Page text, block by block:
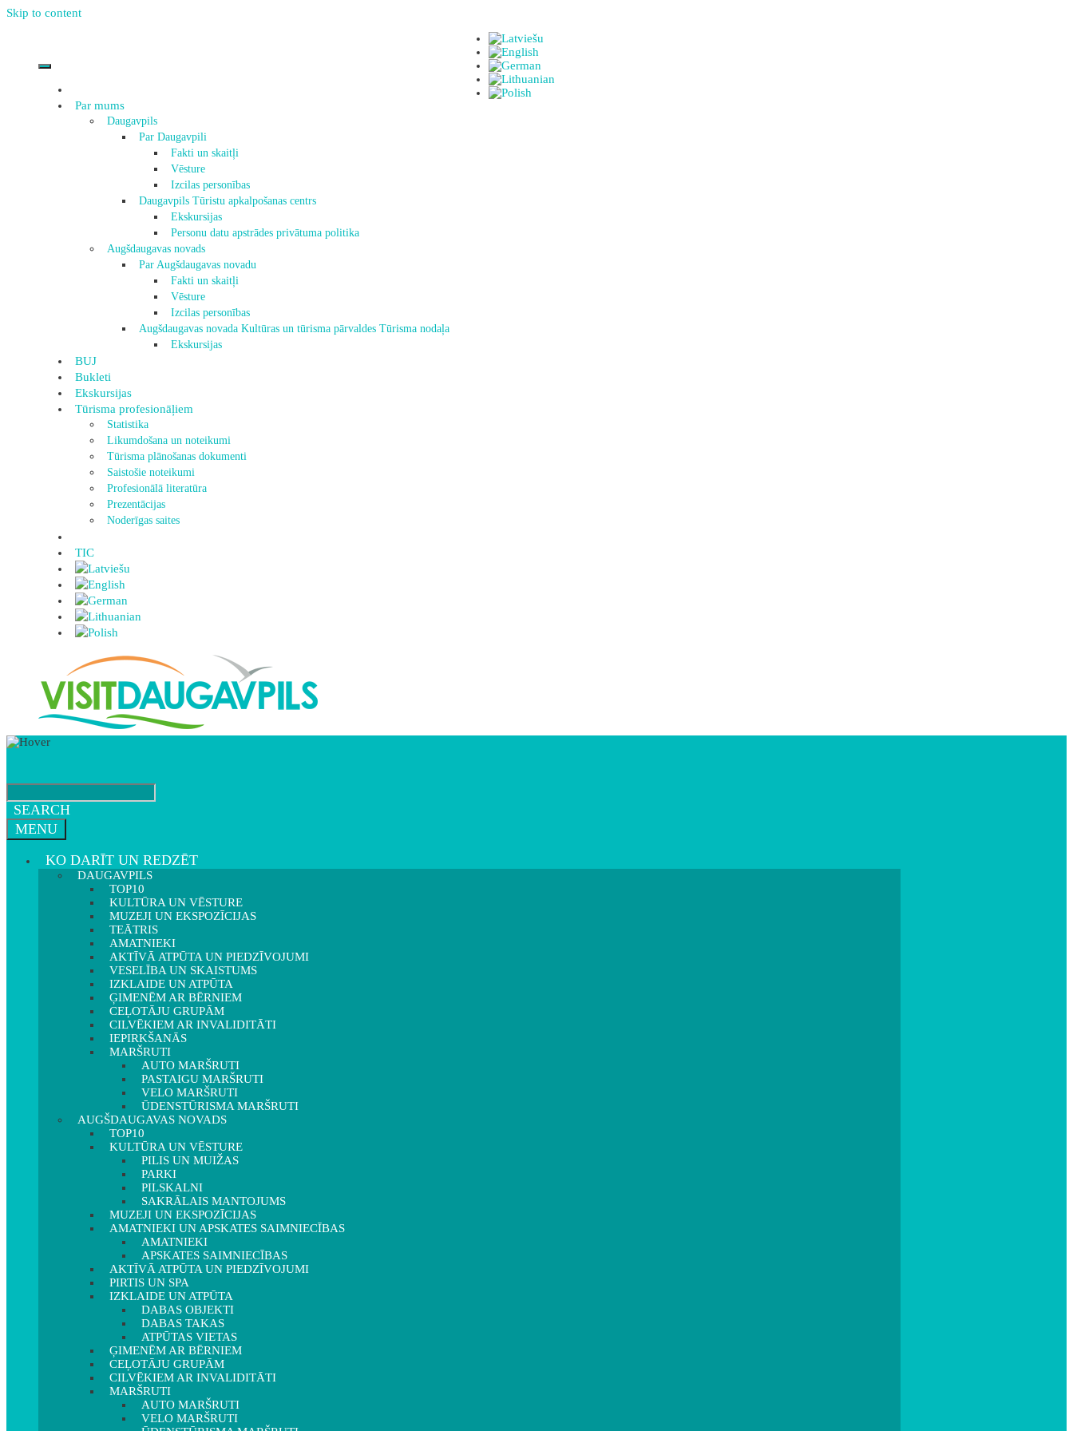
Skip to content
Par mums
Daugavpils
Par Daugavpili
Fakti un skaitļi
Vēsture
Izcilas personības
Daugavpils Tūristu apkalpošanas centrs
Ekskursijas
Personu datu apstrādes privātuma politika
Augšdaugavas novads
Par Augšdaugavas novadu
Fakti un skaitļi
Vēsture
Izcilas personības
Augšdaugavas novada Kultūras un tūrisma pārvaldes Tūrisma nodaļa
Ekskursijas
BUJ
Bukleti
Ekskursijas
Tūrisma profesionāļiem
Statistika
Likumdošana un noteikumi
Tūrisma plānošanas dokumenti
Saistošie noteikumi
Profesionālā literatūra
Prezentācijas
Noderīgas saites
TIC
SEARCH
MENU
KO DARĪT UN REDZĒT
DAUGAVPILS
TOP10
KULTŪRA UN VĒSTURE
MUZEJI UN EKSPOZĪCIJAS
TEĀTRIS
AMATNIEKI
AKTĪVĀ ATPŪTA UN PIEDZĪVOJUMI
VESELĪBA UN SKAISTUMS
IZKLAIDE UN ATPŪTA
ĢIMENĒM AR BĒRNIEM
CEĻOTĀJU GRUPĀM
CILVĒKIEM AR INVALIDITĀTI
IEPIRKŠANĀS
MARŠRUTI
AUTO MARŠRUTI
PASTAIGU MARŠRUTI
VELO MARŠRUTI
ŪDENSTŪRISMA MARŠRUTI
AUGŠDAUGAVAS NOVADS
TOP10
KULTŪRA UN VĒSTURE
PILIS UN MUIŽAS
PARKI
PILSKALNI
SAKRĀLAIS MANTOJUMS
MUZEJI UN EKSPOZĪCIJAS
AMATNIEKI UN APSKATES SAIMNIECĪBAS
AMATNIEKI
APSKATES SAIMNIECĪBAS
AKTĪVĀ ATPŪTA UN PIEDZĪVOJUMI
PIRTIS UN SPA
IZKLAIDE UN ATPŪTA
DABAS OBJEKTI
DABAS TAKAS
ATPŪTAS VIETAS
ĢIMENĒM AR BĒRNIEM
CEĻOTĀJU GRUPĀM
CILVĒKIEM AR INVALIDITĀTI
MARŠRUTI
AUTO MARŠRUTI
VELO MARŠRUTI